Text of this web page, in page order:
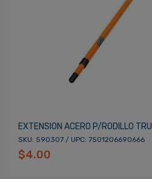
EXTENSION ACERO P/RODILLO
SKU: 590307 / UPC: 7501206690666
$4.00